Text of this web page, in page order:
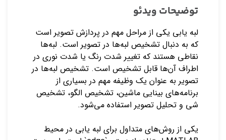
توضیحات ویدئو
لبه یابی یکی از مراحل مهم در پردازش تصویر است
که به دنبال تشخیص لبه‌ها در تصویر است. لبه‌ها
نقاطی هستند که تغییر شدت رنگ یا شدت نوری در
اطراف آن‌ها قابل تشخیص است. تشخیص لبه‌ها در
تصویر به عنوان یک وظیفه مهم در بسیاری از
برنامه‌های بینایی ماشین، تشخیص الگو، تشخیص
شی و تحلیل تصویر استفاده می‌شود.
یکی از روش‌های متداول برای لبه یابی در محیط